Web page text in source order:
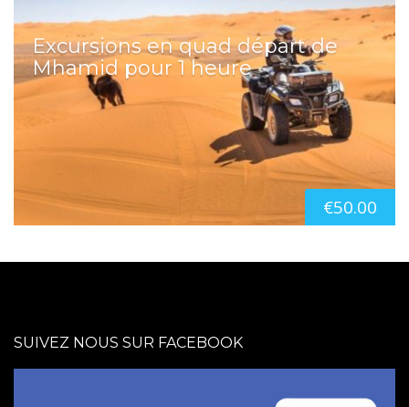
Excursions en quad départ de
Mhamid pour 1 heure
€50.00
SUIVEZ NOUS SUR FACEBOOK